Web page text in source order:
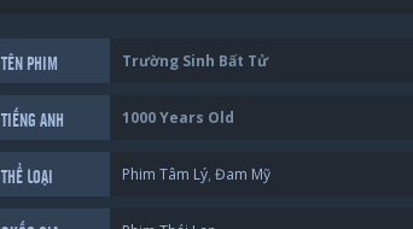
TÊN PHIM Trường Sinh Bất Tử
TIẾNG ANH 1000 Years Old
THỂ LOẠI Phim Tâm Lý,Đam Mỹ